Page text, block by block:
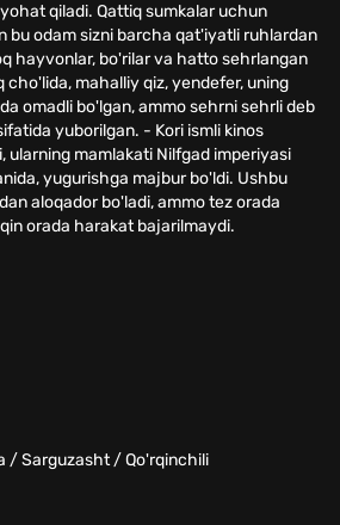
qiladi. Qattiq sumkalar uchun
bu odam sizni barcha qat'iyatli ruhlardan
hayvonlar, bo'rilar va hatto sehrlangan
cho'lida, mahalliy qiz, yendefer, uning
omadli bo'lgan, ammo sehrni sehrli deb
yuborilgan. - Kori ismli kinos
ularning mamlakati Nilfgad imperiyasi
yugurishga majbur bo'ldi. Ushbu
aloqador bo'ladi, ammo tez orada
orada harakat bajarilmaydi.
/ Sarguzasht / Qo'rqinchili